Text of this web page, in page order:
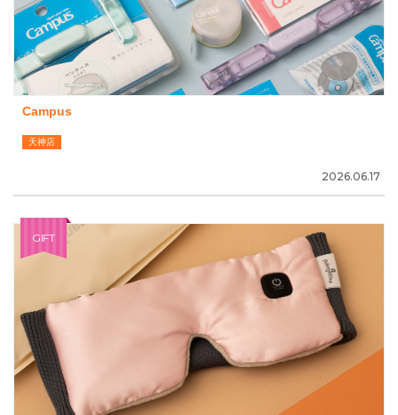
Campus
天神店
2026.06.17
GIFT